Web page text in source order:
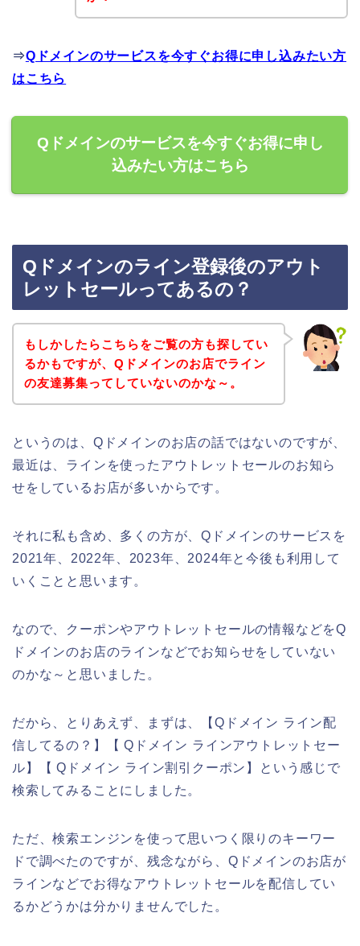
⇒Qドメインのサービスを今すぐお得に申し込みたい方
はこちら
Qドメインのサービスを今すぐお得に申し
込みたい方はこちら
Qドメインのライン登録後のアウト
レットセールってあるの？
もしかしたらこちらをご覧の方も探してい
るかもですが、Qドメインのお店でライン
の友達募集ってしていないのかな～。
というのは、Qドメインのお店の話ではないのですが、
最近は、ラインを使ったアウトレットセールのお知ら
せをしているお店が多いからです。
それに私も含め、多くの方が、Qドメインのサービスを
2021年、2022年、2023年、2024年と今後も利用して
いくことと思います。
なので、クーポンやアウトレットセールの情報などをQ
ドメインのお店のラインなどでお知らせをしていない
のかな～と思いました。
だから、とりあえず、まずは、【Qドメイン ライン配
信してるの？】【 Qドメイン ラインアウトレットセー
ル】【 Qドメイン ライン割引クーポン】という感じで
検索してみることにしました。
ただ、検索エンジンを使って思いつく限りのキーワー
ドで調べたのですが、残念ながら、Qドメインのお店が
ラインなどでお得なアウトレットセールを配信してい
るかどうかは分かりませんでした。